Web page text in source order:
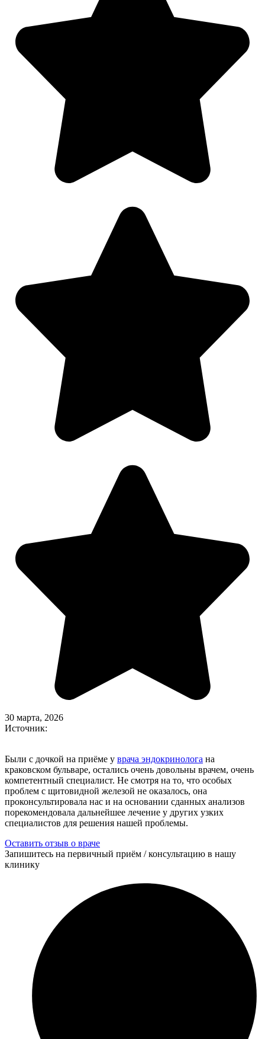
30 марта, 2026
Источник:
Были с дочкой на приёме у врача эндокринолога на
краковском бульваре, остались очень довольны врачем, очень
компетентный специалист. Не смотря на то, что особых
проблем с щитовидной железой не оказалось, она
проконсультировала нас и на основании сданных анализов
порекомендовала дальнейшее лечение у других узких
специалистов для решения нашей проблемы.
Оставить отзыв о враче
Запишитесь на первичный приём / консультацию в нашу
клинику